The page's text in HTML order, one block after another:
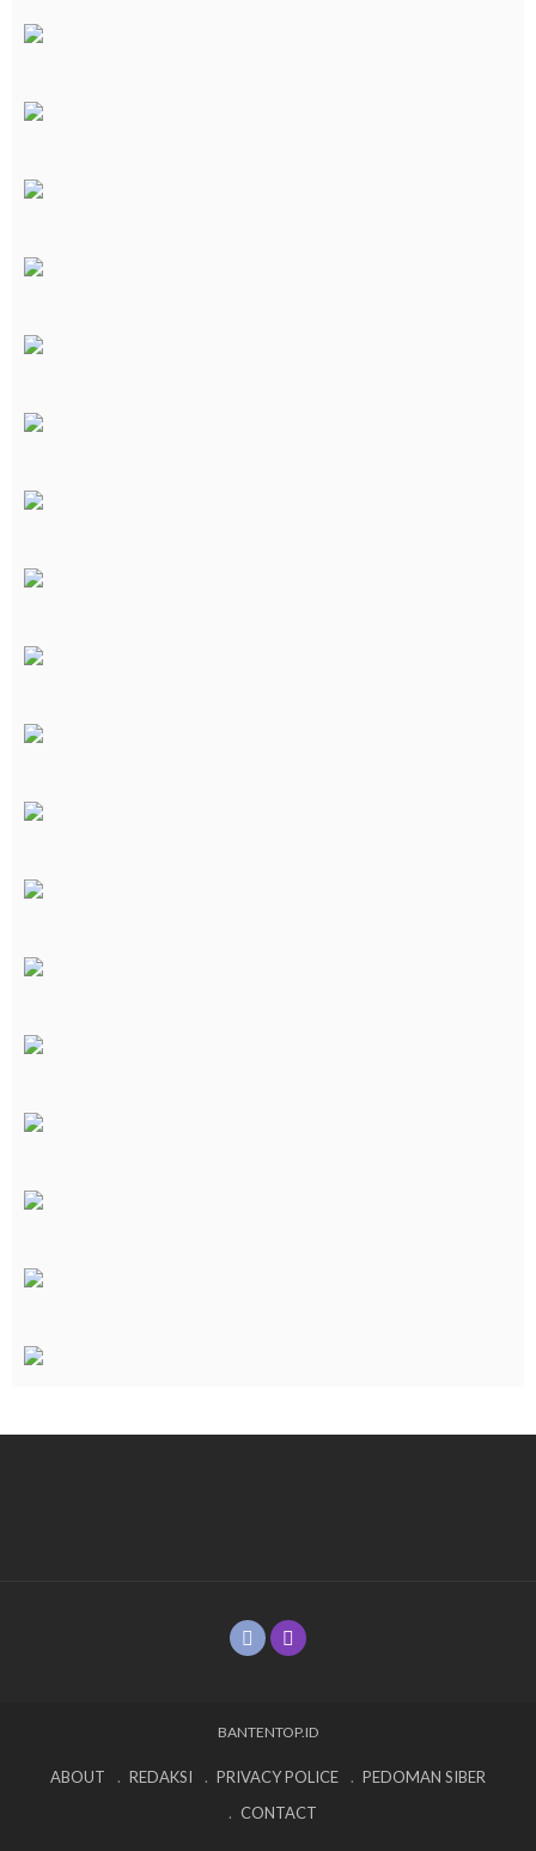
BANTENTOP.ID
ABOUT REDAKSI PRIVACY POLICE
PEDOMAN SIBER
CONTACT